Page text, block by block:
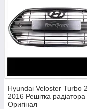
Hyundai Veloster Turbo
2016 Решітка
Оригінал